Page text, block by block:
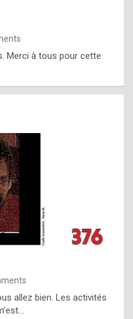
Merci à tous pour cette
allez bien. Les activités